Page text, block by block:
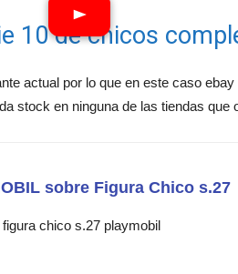
10 de chicos
actual por lo que en este caso
stock en ninguna de las tiendas que
sobre Figura Chico s.27
figura chico s.27 playmobil